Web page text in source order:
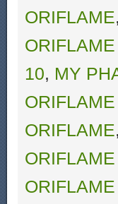
ORIFLAME,
10, MY
ORIFLAME,